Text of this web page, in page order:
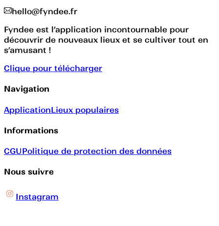
hello@fyndee.fr
Fyndee est l’application incontournable pour
découvrir de nouveaux lieux et se cultiver tout en
s’amusant !
Clique pour télécharger
Navigation
ApplicationLieux populaires
Informations
CGUPolitique de protection des données
Nous suivre
Instagram